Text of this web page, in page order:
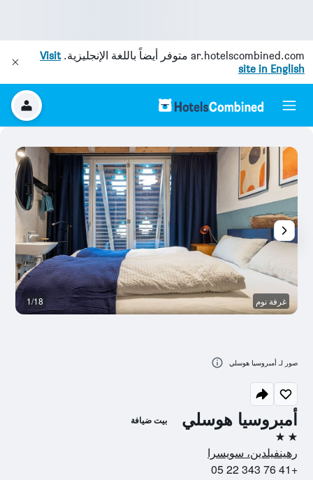
ar.hotelscombined.com متوفر أيضاً باللغة الإنجليزية.Visit
site in English
أمبروسيا هوسلي بيت ضيافة
2 نجمتين
رهينفيلدين، سويسرا
+41 76 343 22 05
غرفة نوم 1/18
صور لـ أمبروسيا هوسلي